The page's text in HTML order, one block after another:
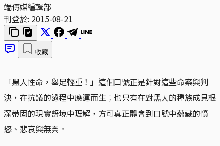
端傳媒編輯部
刊登於: 2015-08-21
收藏
「黑人性命，舉足輕重！」這個口號正是針對這些命案與判
決，在抗議的過程中應運而生；也只有在對黑人的種族成見根
深蒂固的現實語境中理解，方可真正體會到口號中蘊藏的憤
怒、悲哀與無奈。